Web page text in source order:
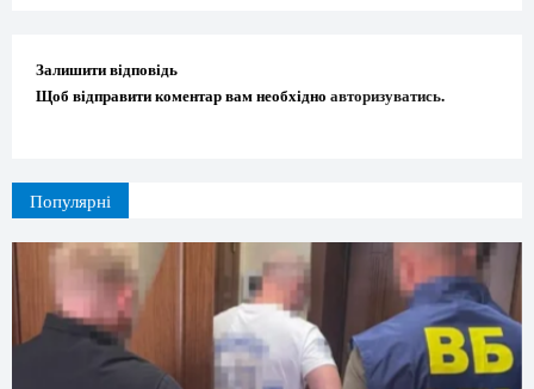
Залишити відповідь
Щоб відправити коментар вам необхідно авторизуватись.
Популярні